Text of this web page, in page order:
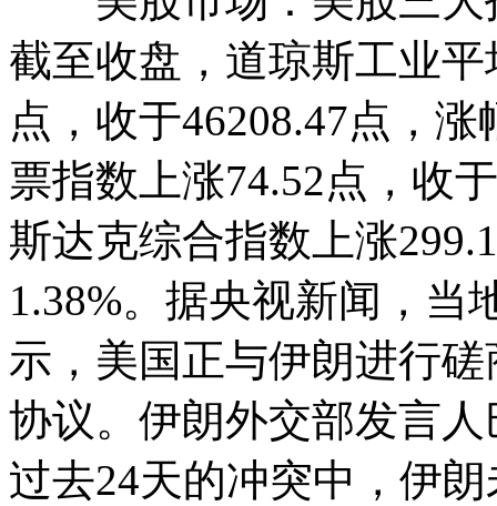
截至收盘，道琼斯工业
点，收于46208.47点，
票指数上涨74.52点，收
斯达克综合指数上涨
1.38%。据央视新闻，当
示，美国正与伊朗进行
协议。伊朗外交部发言
过去24天的冲突中，伊